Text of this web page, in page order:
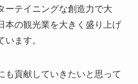
ーテイニングな創造力で大
本の観光業を大きく盛り上げ
ます。
も貢献していきたいと思って